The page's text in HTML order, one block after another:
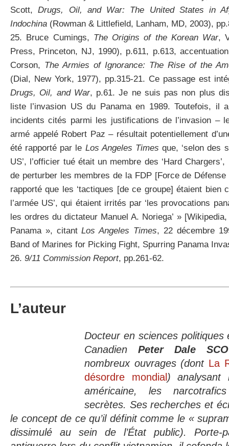
Scott,Drugs, Oil, and War: The United States in
Indochina (Rowman & Littlefield, Lanham, MD, 2003),
25. Bruce Cumings, The Origins of the Korean War,
Press, Princeton, NJ, 1990), p.611, p.613,
Corson, The Armies of Ignorance: The Rise of the
(Dial, New York, 1977), pp.315-21. Ce passage est
Drugs, Oil, and War, p.61. Je ne suis pas non plus
liste l’invasion US du Panama en 1989. Toutefois, il
incidents cités parmi les justifications de l’invasion –
armé appelé Robert Paz – résultait potentiellement
été rapporté par le Los Angeles Times que, ‘selon des
US’, l’officier tué était un membre des ‘Hard
de perturber les membres de la FDP [Force de
rapporté que les ‘tactiques [de ce groupe] étaient bien
l’armée US’, qui étaient irrités par ‘les provocations
les ordres du dictateur Manuel A. Noriega’ »
Panama », citantLos Angeles Times, 22 décembre
Band of Marines for Picking Fight, Spurring Panama
26. 9/11 Commission Report, pp.261-62.
L’auteur
Docteur en sciences
Canadien Peter Dale
nombreux ouvrages (dont La
désordre mondial ) analysant
américaine, les
secrètes. Ses recherches et
le concept de ce qu’il définit comme le «
dissimulé au sein de l’État public). Porte-